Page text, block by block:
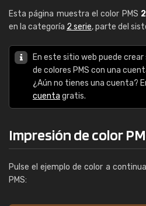
Esta página muestra el color PMS
en la categoría 2 serie, parte del
En este sitio web puede
de colores PMS con una
¿Aún no tienes una cuenta?
cuenta gratis.
Impresión de color
Pulse el ejemplo de color a
PMS: